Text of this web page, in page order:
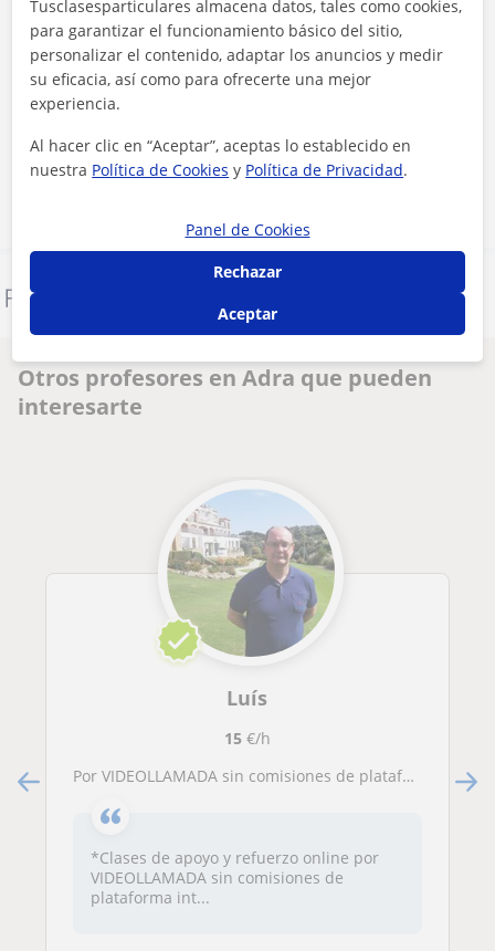
Al hacer clic, aceptas nuestro
Contactar ahora
Denunciar este perfil
Otros profesores en Adra que pueden
interesarte
Luís
15€/h
Por VIDEOLLAMADA sin comisiones de plataforma. Profesor Titulado. ESO, Bachillerato, Selectividad, Grados Universitarios, Adultos, Acceso
*Clases de apoyo y refuerzo online por
VIDEOLLAMADA sin comisiones de
plataforma int...
Tusclasesparticulares almacena datos, tales como cookies,
para garantizar el funcionamiento básico del sitio,
personalizar el contenido, adaptar los anuncios y medir
su eficacia, así como para ofrecerte una mejor
experiencia.
Al hacer clic en “Aceptar”, aceptas lo establecido en
nuestra Política de Cookies y Política de Privacidad.
Panel de Cookies
Rechazar
Aceptar